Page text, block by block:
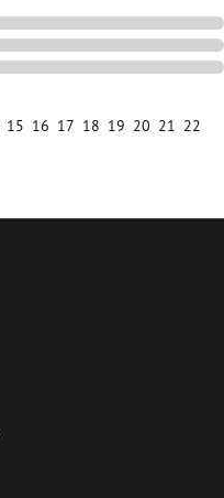
15 16 17 18 19 20 21 22